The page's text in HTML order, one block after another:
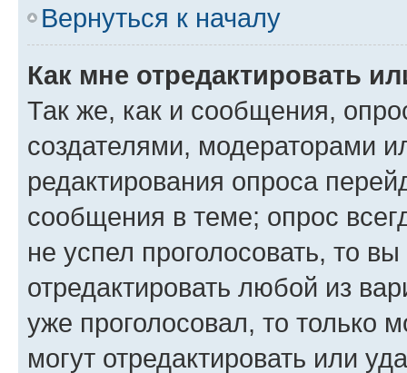
Вернуться к началу
Как мне отредактировать
Так же, как и сообщения,
создателями, модераторами
редактирования опроса
сообщения в теме; опрос
не успел проголосовать, то
отредактировать любой из
уже проголосовал, то только
могут отредактировать или